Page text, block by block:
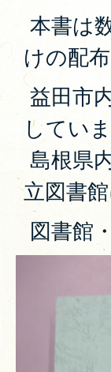
本書は
けの配
益田市
してい
島根県
立図書
図書館